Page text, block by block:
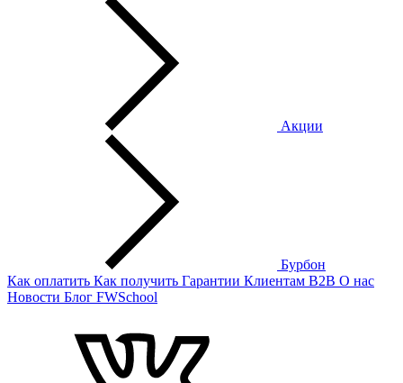
Акции
Бурбон
Как оплатить Как получить Гарантии Клиентам B2B О нас
Новости Блог FWSchool